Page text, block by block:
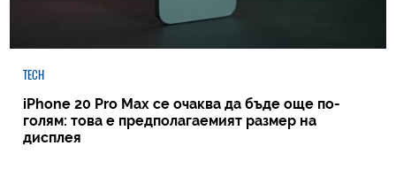
TECH
iPhone 20 Pro Max се очаква да бъде още по-
голям: това е предполагаемият размер на
дисплея